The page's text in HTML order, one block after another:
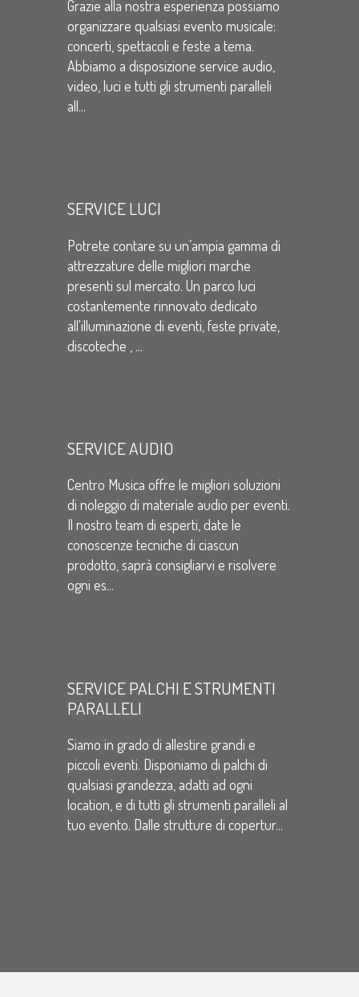
Grazie alla nostra esperienza possiamo
organizzare qualsiasi evento musicale:
concerti, spettacoli e feste a tema.
Abbiamo a disposizione service audio,
video, luci e tutti gli strumenti paralleli
all...
SERVICE LUCI
Potrete contare su un’ampia gamma di
attrezzature delle migliori marche
presenti sul mercato. Un parco luci
costantemente rinnovato dedicato
all'illuminazione di eventi, feste private,
discoteche , ...
SERVICE AUDIO
Centro Musica offre le migliori soluzioni
di noleggio di materiale audio per eventi.
Il nostro team di esperti, date le
conoscenze tecniche di ciascun
prodotto, saprà consigliarvi e risolvere
ogni es...
SERVICE PALCHI E STRUMENTI
PARALLELI
Siamo in grado di allestire grandi e
piccoli eventi. Disponiamo di palchi di
qualsiasi grandezza, adatti ad ogni
location, e di tutti gli strumenti paralleli al
tuo evento. Dalle strutture di copertur...